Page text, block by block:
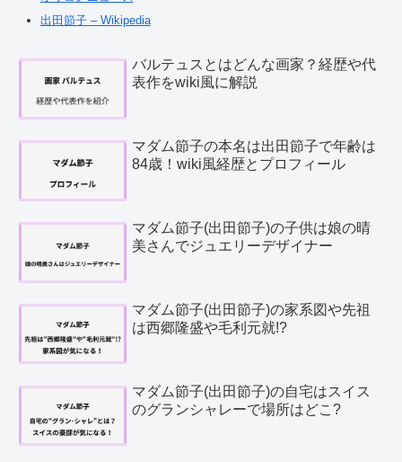
出田節子 – Wikipedia
バルテュスとはどんな画家？経歴や代
表作をwiki風に解説
マダム節子の本名は出田節子で年齢は
84歳！wiki風経歴とプロフィール
マダム節子(出田節子)の子供は娘の晴
美さんでジュエリーデザイナー
マダム節子(出田節子)の家系図や先祖
は西郷隆盛や毛利元就!?
マダム節子(出田節子)の自宅はスイス
のグランシャレーで場所はどこ?